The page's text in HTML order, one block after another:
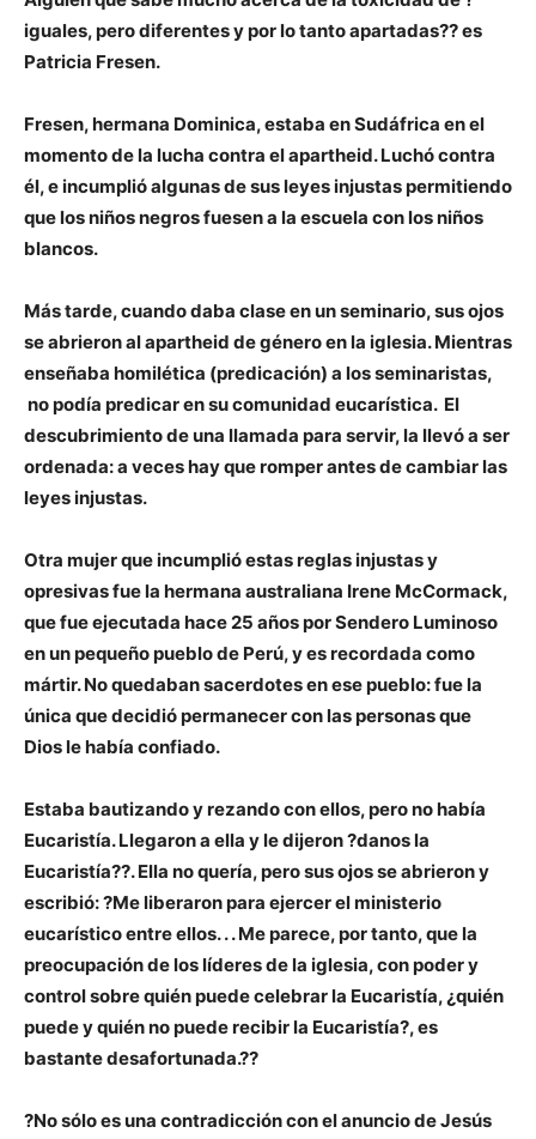
iguales, pero diferentes y por lo tanto apartadas?? es
Patricia Fresen.
Fresen, hermana Dominica, estaba en Sudáfrica en el
momento de la lucha contra el apartheid. Luchó contra
él, e incumplió algunas de sus leyes injustas permitiendo
que los niños negros fuesen a la escuela con los niños
blancos.
Más tarde, cuando daba clase en un seminario, sus ojos
se abrieron al apartheid de género en la iglesia. Mientras
enseñaba homilética (predicación) a los seminaristas,
no podía predicar en su comunidad eucarística. El
descubrimiento de una llamada para servir, la llevó a ser
ordenada: a veces hay que romper antes de cambiar las
leyes injustas.
Otra mujer que incumplió estas reglas injustas y
opresivas fue la hermana australiana Irene McCormack,
que fue ejecutada hace 25 años por Sendero Luminoso
en un pequeño pueblo de Perú, y es recordada como
mártir. No quedaban sacerdotes en ese pueblo: fue la
única que decidió permanecer con las personas que
Dios le había confiado.
Estaba bautizando y rezando con ellos, pero no había
Eucaristía. Llegaron a ella y le dijeron ?danos la
Eucaristía??. Ella no quería, pero sus ojos se abrieron y
escribió: ?Me liberaron para ejercer el ministerio
eucarístico entre ellos. . . Me parece, por tanto, que la
preocupación de los líderes de la iglesia, con poder y
control sobre quién puede celebrar la Eucaristía, ¿quién
puede y quién no puede recibir la Eucaristía?, es
bastante desafortunada.??
?No sólo es una contradicción con el anuncio de Jesús